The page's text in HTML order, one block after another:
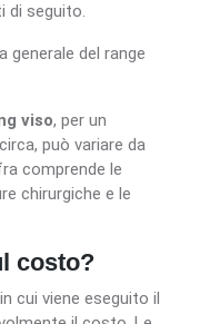
di seguito.
generale del range
viso, per un
può variare da
comprende le
chirurgiche e le
costo?
cui viene eseguito il